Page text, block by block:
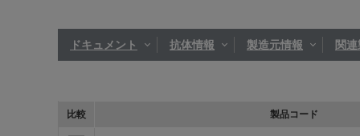
ドキュメント 抗体情報 製造元情報 関
比較 製品コード